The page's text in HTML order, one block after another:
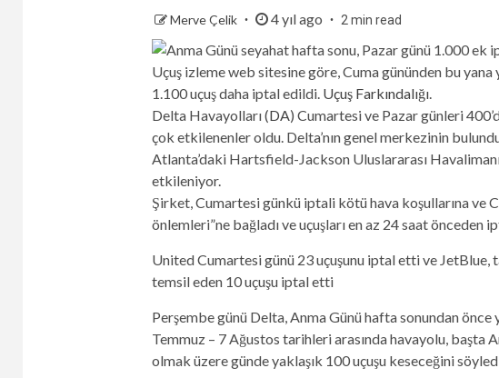
Merve Çelik 4 yıl ago 2 min read
Uçuş izleme web sitesine göre, Cuma gününden bu yana
1.100 uçuş daha iptal edildi. Uçuş Farkındalığı.
Delta Havayolları(DA) Cumartesi ve Pazar günleri
çok etkilenenler oldu. Delta’nın genel merkezinin
Atlanta’daki Hartsfield-Jackson Uluslararası
etkileniyor.
Şirket, Cumartesi günkü iptali kötü hava koşullarına ve
önlemleri”ne bağladı ve uçuşları en az 24 saat önceden
United Cumartesi günü 23 uçuşunu iptal etti ve JetBlue,
temsil eden 10 uçuşu iptal etti
Perşembe günü Delta, Anma Günü hafta sonundan önce
Temmuz – 7 Ağustos tarihleri ​​arasında havayolu,
olmak üzere günde yaklaşık 100 uçuşu keseceğini